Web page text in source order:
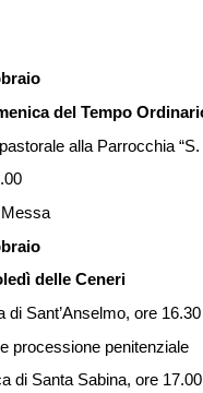
del Tempo
alla Parrocchia
delle Ceneri
di Sant’Anselmo, ore 16.30
e processione penitenziale
di Santa Sabina, ore 17.00